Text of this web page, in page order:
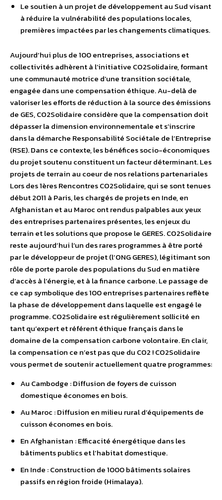
Le soutien à un projet de développement au Sud visant
à réduire la vulnérabilité des populations locales,
premières impactées par les changements climatiques.
Aujourd’hui plus de 100 entreprises, associations et
collectivités adhèrent à l’initiative CO2Solidaire, formant
une communauté motrice d’une transition sociétale,
engagée dans une compensation éthique. Au-delà de
valoriser les efforts de réduction à la source des émissions
de GES, CO2Solidaire considère que la compensation doit
dépasser la dimension environnementale et s’inscrire
dans la démarche Responsabilité Sociétale de l’Entreprise
(RSE). Dans ce contexte, les bénéfices socio-économiques
du projet soutenu constituent un facteur déterminant. Les
projets de terrain au coeur de nos relations partenariales
Lors des 1ères Rencontres CO2Solidaire, qui se sont tenues
début 2011 à Paris, les chargés de projets en Inde, en
Afghanistan et au Maroc ont rendus palpables aux yeux
des entreprises partenaires présentes, les enjeux du
terrain et les solutions que propose le GERES. CO2Solidaire
reste aujourd’hui l’un des rares programmes à être porté
par le développeur de projet (l’ONG GERES), légitimant son
rôle de porte parole des populations du Sud en matière
d’accès à l’énergie, et à la finance carbone. Le passage de
ce cap symbolique des 100 entreprises partenaires reflète
la phase de développement dans laquelle est engagé le
programme. CO2Solidaire est régulièrement sollicité en
tant qu’expert et référent éthique français dans le
domaine de la compensation carbone volontaire. En clair,
la compensation ce n’est pas que du CO2 ! CO2Solidaire
vous permet de soutenir actuellement quatre programmes:
Au Cambodge : Diffusion de foyers de cuisson
domestique économes en bois.
Au Maroc : Diffusion en milieu rural d’équipements de
cuisson économes en bois.
En Afghanistan : Efficacité énergétique dans les
bâtiments publics et l’habitat domestique.
En Inde : Construction de 1000 bâtiments solaires
passifs en région froide (Himalaya).